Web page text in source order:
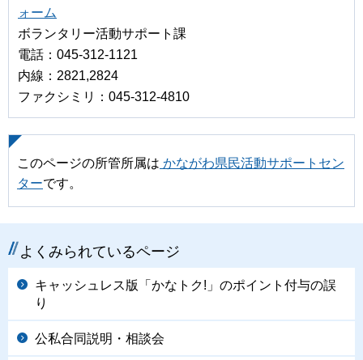
ォーム
ボランタリー活動サポート課
電話：045-312-1121
内線：2821,2824
ファクシミリ：045-312-4810
このページの所管所属は かながわ県民活動サポートセン
ターです。
よくみられているページ
キャッシュレス版「かなトク!」のポイント付与の誤
り
公私合同説明・相談会